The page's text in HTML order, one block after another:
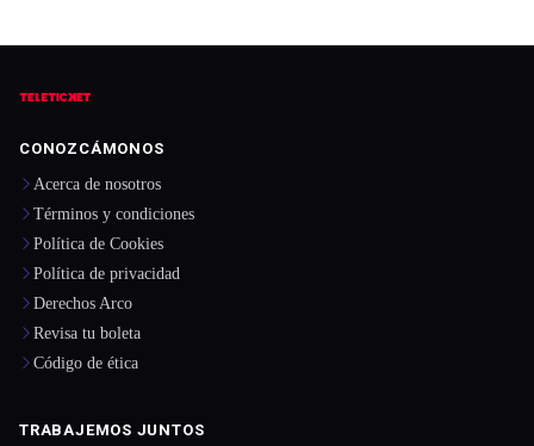
CONOZCÁMONOS
Acerca de nosotros
Términos y condiciones
Política de Cookies
Política de privacidad
Derechos Arco
Revisa tu boleta
Código de ética
TRABAJEMOS JUNTOS